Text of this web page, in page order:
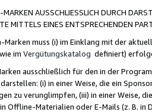
AUSSCHLIESSLICH DURCH
MITTELS EINES ENTSPRECHENDEN
Marken muss (i) im Einklang mit der
im Vergütungskatalog definiert)
ausschließlich für den in der
(i) in einer Weise, die ein
zu verunglimpfen, (iii) in einer Weise,
Offline-Materialien oder E-Mails (z. B. in